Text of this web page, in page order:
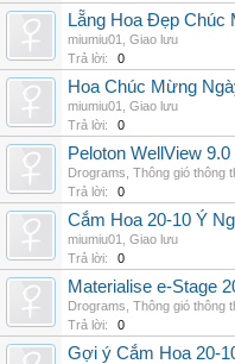
Lẵng Hoa Đẹp Chúc
miumiu01
Giao lưu
Trả lời:
0
Hoa Chúc Mừng
miumiu01
Giao lưu
Trả lời:
0
Peloton WellView 9.0
Drograms Thông gió thông
Trả lời:
0
Cắm Hoa 20-10 Ý
miumiu01
Giao lưu
Trả lời:
0
Materialise e-Stage
Drograms Thông gió thông
Trả lời:
0
Gợi ý Cắm Hoa 20-